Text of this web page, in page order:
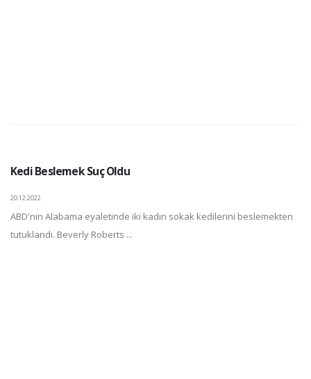
Kedi Beslemek Suç Oldu
20.12.2022
ABD'nin Alabama eyaletinde iki kadın sokak kedilerini beslemekten
tutuklandı. Beverly Roberts ...